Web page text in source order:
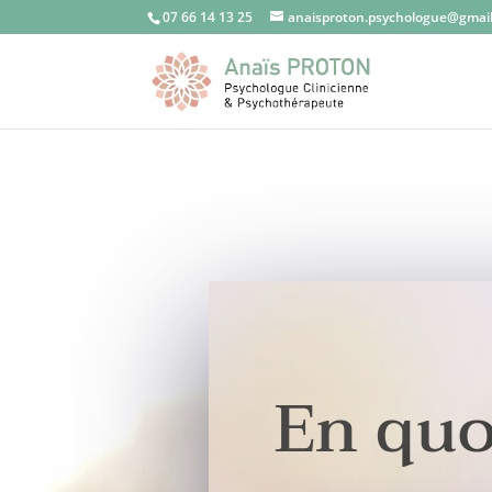
07 66 14 13 25
En